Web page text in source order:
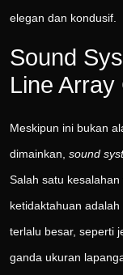
elegan dan kondusif.
Sound
Line Array
Meskipun ini bukan
dimainkan, sound
Salah satu
ketidaktahuan
terlalu besar, seperti
ganda ukuran